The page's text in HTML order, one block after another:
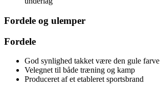
Fordele og ulemper
Fordele
God synlighed takket være den gule farve
Velegnet til både træning og kamp
Produceret af et etableret sportsbrand